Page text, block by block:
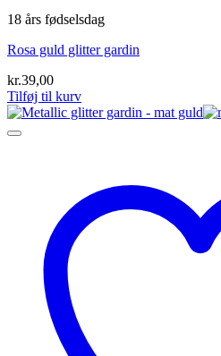
18 års fødselsdag
Rosa guld glitter gardin
kr.39,00
Tilføj til kurv